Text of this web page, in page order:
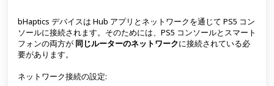
bHaptics デバイスは Hub アプリとネットワークを通じて PS5 コン
ソールに接続されます。そのためには、PS5 コンソールとスマート
フォンの両方が 同じルーターのネットワークに接続されている必
要があります。
ネットワーク接続の設定: